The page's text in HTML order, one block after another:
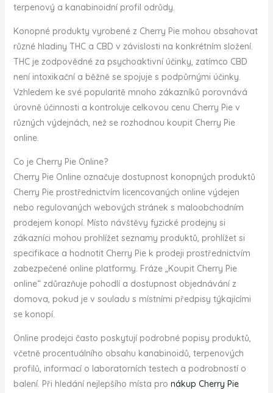
terpenový a kanabinoidní profil odrůdy.
Konopné produkty vyrobené z Cherry Pie mohou obsahovat
různé hladiny THC a CBD v závislosti na konkrétním složení.
THC je zodpovědné za psychoaktivní účinky, zatímco CBD
není intoxikační a běžně se spojuje s podpůrnými účinky.
Vzhledem ke své popularitě mnoho zákazníků porovnává
úrovně účinnosti a kontroluje celkovou cenu Cherry Pie v
různých výdejnách, než se rozhodnou koupit Cherry Pie
online.
Co je Cherry Pie Online?
Cherry Pie Online označuje dostupnost konopných produktů
Cherry Pie prostřednictvím licencovaných online výdejen
nebo regulovaných webových stránek s maloobchodním
prodejem konopí. Místo návštěvy fyzické prodejny si
zákazníci mohou prohlížet seznamy produktů, prohlížet si
specifikace a hodnotit Cherry Pie k prodeji prostřednictvím
zabezpečené online platformy. Fráze „Koupit Cherry Pie
online“ zdůrazňuje pohodlí a dostupnost objednávání z
domova, pokud je v souladu s místními předpisy týkajícími
se konopí.
Online prodejci často poskytují podrobné popisy produktů,
včetně procentuálního obsahu kanabinoidů, terpenových
profilů, informací o laboratorních testech a podrobností o
balení. Při hledání nejlepšího místa pro nákup Cherry Pie